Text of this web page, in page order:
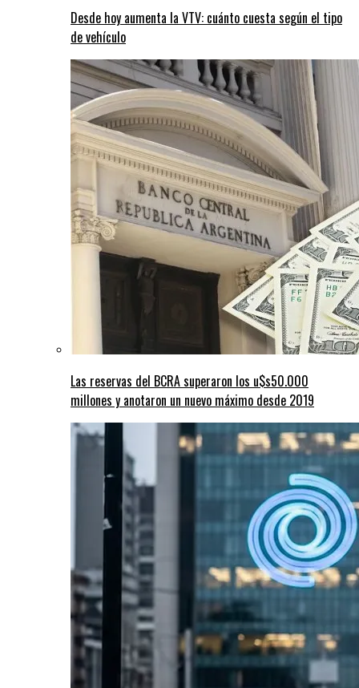
Desde hoy aumenta la VTV: cuánto cuesta según el tipo
de vehículo
Las reservas del BCRA superaron los u$s50.000
millones y anotaron un nuevo máximo desde 2019